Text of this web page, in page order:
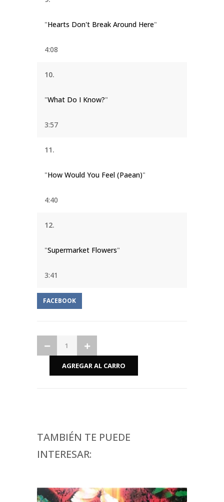
"Hearts Don't Break Around Here"
4:08
10.
"What Do I Know?"
3:57
11.
"How Would You Feel (Paean)"
4:40
12.
"Supermarket Flowers"
3:41
FACEBOOK
TAMBIÉN TE PUEDE
INTERESAR: